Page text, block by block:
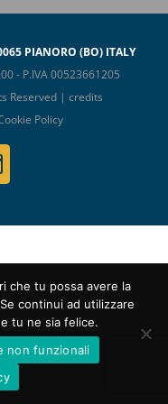
PIANORO (BO) ITALY
- P.IVA 00523661205
Reserved | credits
Policy
Email
che tu possa avere la
continui ad utilizzare
tu ne sia felice.
non funzionali